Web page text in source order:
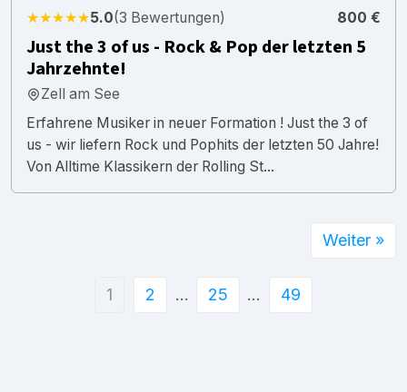
★★★★★5.0(3 Bewertungen) 800 €
Just the 3 of us - Rock & Pop der letzten 5
Jahrzehnte!
Zell am See
Erfahrene Musiker in neuer Formation ! Just the 3 of
us - wir liefern Rock und Pophits der letzten 50 Jahre!
Von Alltime Klassikern der Rolling St...
1 2 … 25 … 49
Weiter »